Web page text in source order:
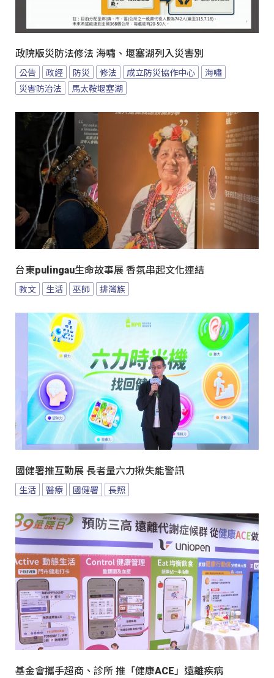
政院版災防法修法 海嘯、堰塞湖列入災害別
公告 政經 防災 修法 成立防災協作中心
海嘯
災害防治法
馬太鞍堰塞湖
台東pulingau生命故事展 香氛串起文化連結
教文 生活 巫師 排灣族
國健署推互動展 長者量六力揪失能警訊
生活 醫療 國健署 長照
基金會攜手超商、診所 推「健康ACE」遠離疾病